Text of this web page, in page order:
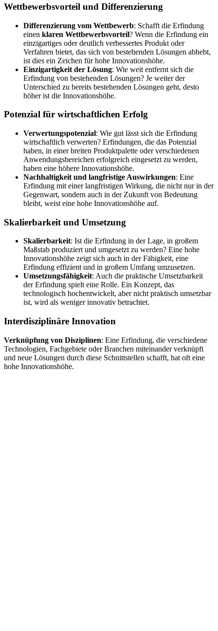
Wettbewerbsvorteil und Differenzierung
Differenzierung vom Wettbewerb: Schafft die Erfindung
einen klaren Wettbewerbsvorteil? Wenn die Erfindung ein
einzigartiges oder deutlich verbessertes Produkt oder
Verfahren bietet, das sich von bestehenden Lösungen abhebt,
ist dies ein Zeichen für hohe Innovationshöhe.
Einzigartigkeit der Lösung: Wie weit entfernt sich die
Erfindung von bestehenden Lösungen? Je weiter der
Unterschied zu bereits bestehenden Lösungen geht, desto
höher ist die Innovationshöhe.
Potenzial für wirtschaftlichen Erfolg
Verwertungspotenzial: Wie gut lässt sich die Erfindung
wirtschaftlich verwerten? Erfindungen, die das Potenzial
haben, in einer breiten Produktpalette oder verschiedenen
Anwendungsbereichen erfolgreich eingesetzt zu werden,
haben eine höhere Innovationshöhe.
Nachhaltigkeit und langfristige Auswirkungen: Eine
Erfindung mit einer langfristigen Wirkung, die nicht nur in der
Gegenwart, sondern auch in der Zukunft von Bedeutung
bleibt, weist eine hohe Innovationshöhe auf.
Skalierbarkeit und Umsetzung
Skalierbarkeit: Ist die Erfindung in der Lage, in großem
Maßstab produziert und umgesetzt zu werden? Eine hohe
Innovationshöhe zeigt sich auch in der Fähigkeit, eine
Erfindung effizient und in großem Umfang umzusetzen.
Umsetzungsfähigkeit: Auch die praktische Umsetzbarkeit
der Erfindung spielt eine Rolle. Ein Konzept, das
technologisch hochentwickelt, aber nicht praktisch umsetzbar
ist, wird als weniger innovativ betrachtet.
Interdisziplinäre Innovation
Verknüpfung von Disziplinen: Eine Erfindung, die verschiedene
Technologien, Fachgebiete oder Branchen miteinander verknüpft
und neue Lösungen durch diese Schnittstellen schafft, hat oft eine
hohe Innovationshöhe.